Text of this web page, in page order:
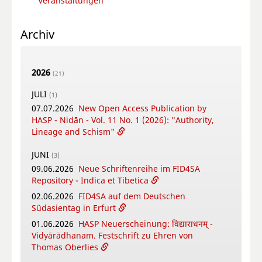
Archiv
2026 (21)
JULI (1)
07.07.2026 New Open Access Publication by
HASP - Nidān - Vol. 11 No. 1 (2026): "Authority,
Lineage and Schism"
JUNI (3)
09.06.2026 Neue Schriftenreihe im FID4SA
Repository - Indica et Tibetica
02.06.2026 FID4SA auf dem Deutschen
Südasientag in Erfurt
01.06.2026 HASP Neuerscheinung: विद्याराधनम् -
Vidyārādhanam. Festschrift zu Ehren von
Thomas Oberlies